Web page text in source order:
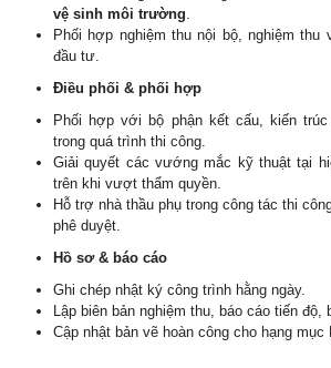
vệ sinh môi trường
Phối hợp nghiệm thu nội bộ, nghiệm
đầu tư.
Điều phối & phối hợp
Phối hợp với bộ phận kết cấu, kiến
trong quá trình thi công.
Giải quyết các vướng mắc kỹ thuật tại
trên khi vượt thẩm quyền.
Hỗ trợ nhà thầu phụ trong công tác thi
phê duyệt.
Hồ sơ & báo cáo
Ghi chép nhật ký công trình hằng ngày.
Lập biên bản nghiệm thu, báo cáo tiến độ,
Cập nhật bản vẽ hoàn công cho hạng mục